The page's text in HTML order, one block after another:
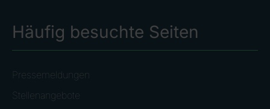
Häufig besuchte Seiten
Pressemeldungen
Stellenangebote